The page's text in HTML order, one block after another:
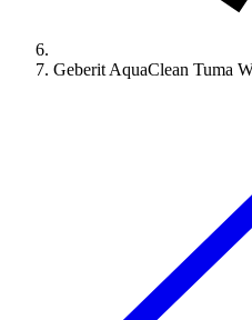
Geberit AquaClean Tuma